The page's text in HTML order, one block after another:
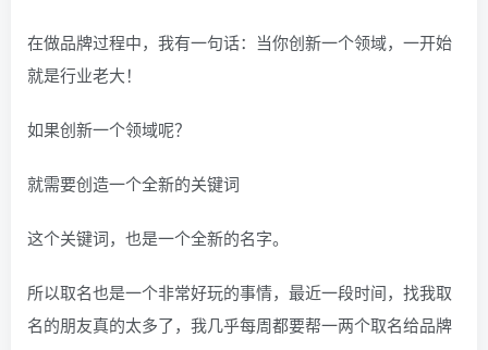
在做品牌过程中，我有一句话：当你创新一个领域，一开始
就是行业老大！
如果创新一个领域呢？
就需要创造一个全新的关键词
这个关键词，也是一个全新的名字。
所以取名也是一个非常好玩的事情，最近一段时间，找我取
名的朋友真的太多了，我几乎每周都要帮一两个取名给品牌